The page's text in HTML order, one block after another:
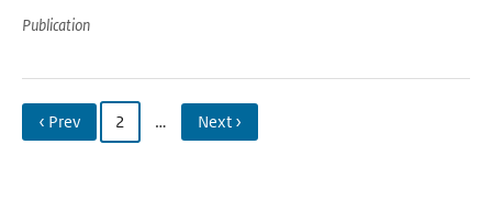
Publication
‹ Prev 2 … Next ›